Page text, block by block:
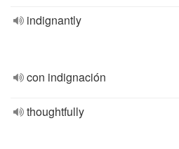
indignantly
con indignación
thoughtfully